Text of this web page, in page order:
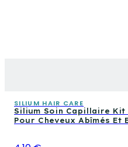
SILIUM HAIR CARE
Silium Soin Capillaire
Pour Cheveux Abîmés Et